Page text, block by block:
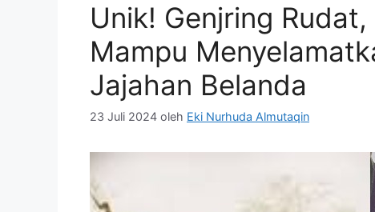
Unik! Genjring
Mampu
Jajahan Belanda
23 Juli 2024 oleh Eki Nurhuda Almutaqin